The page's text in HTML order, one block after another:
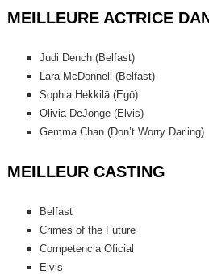
MEILLEURE ACTRICE
Judi Dench (Belfast)
Lara McDonnell (Belfast)
Sophia Hekkilä (Egō)
Olivia DeJonge (Elvis)
Gemma Chan (Don’t Worry Darling)
MEILLEUR CASTING
Belfast
Crimes of the Future
Competencia Oficial
Elvis